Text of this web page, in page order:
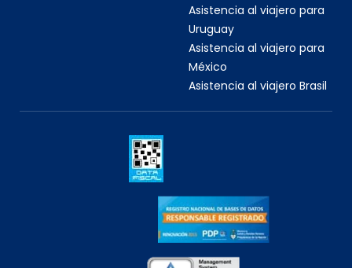
Asistencia al viajero para
Uruguay
Asistencia al viajero para
México
Asistencia al viajero Brasil